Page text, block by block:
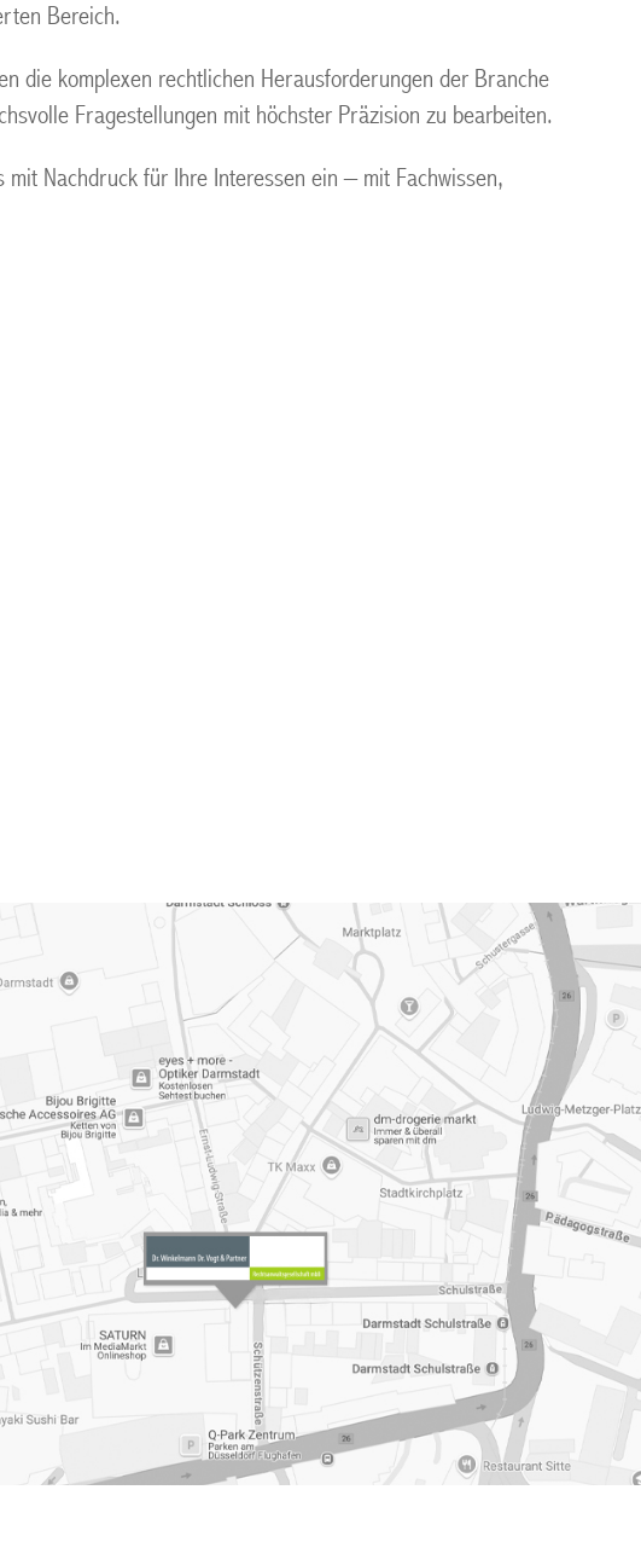
Bereich.
die komplexen rechtlichen Herausforderungen der Branche
Fragestellungen mit höchster Präzision zu bearbeiten.
Nachdruck für Ihre Interessen ein – mit Fachwissen,